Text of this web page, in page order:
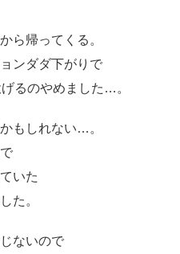
ら帰ってくる。
ンダダ下がりで
るのやめました…。
もしれない…。
いた
た。
ないので